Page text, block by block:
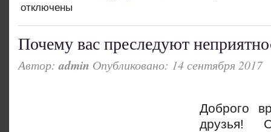
отключены
Почему вас преследуют
Автор:admin Опубликовано: 14 сентября 2017
Доброго
друзья!